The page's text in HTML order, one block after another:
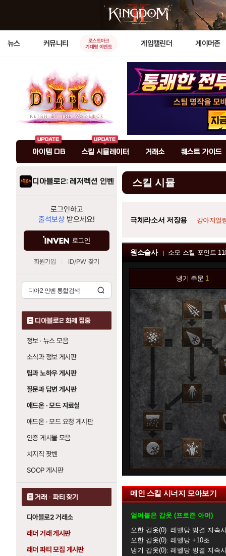
뉴스 커뮤니티
로스트아크
기대평 이벤트
게임캘린더 게이머존
아이템 DB 스킬 시뮬레이터 거래소 퀘스트 가이드
디아블로2: 레저렉션 인벤
로그인하고
출석보상 받으세요!
로그인
회원가입 ID/PW 찾기
디아블로2 화제 집중
정보 · 뉴스 모음
소식과 정보 게시판
팁과 노하우 게시판
질문과 답변 게시판
애드온 · 모드 자료실
애드온 · 모드 요청 게시판
인증 게시물 모음
치지직 팟벤
SOOP 게시판
거래 · 파티 찾기
디아블로2 거래소
래더 거래 게시판
래더 파티 모집 게시판
스킬 시뮬
극체라소서 저장용 강아지얼
원소술사 소모 스킬 포인트
냉기 주문 1
0
0
메인 스킬 시너지 모아보기
얼어붙은 갑옷 (프로즌 아머)
오한 갑옷 0 : 레벨당 빙결 지속
오한 갑옷 0 : 레벨당 +10초
냉기 갑옷 0 : 레벨당 빙결 지속